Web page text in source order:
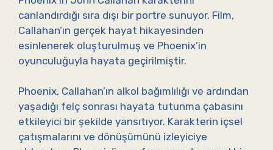
canlandırdığı sıra dışı bir portre sunuyor. Film,
Callahan’ın gerçek hayat hikayesinden
esinlenerek oluşturulmuş ve Phoenix’in
oyunculuğuyla hayata geçirilmiştir.
Phoenix, Callahan’ın alkol bağımlılığı ve ardından
yaşadığı felç sonrası hayata tutunma çabasını
etkileyici bir şekilde yansıtıyor. Karakterin içsel
çatışmalarını ve dönüşümünü izleyiciye